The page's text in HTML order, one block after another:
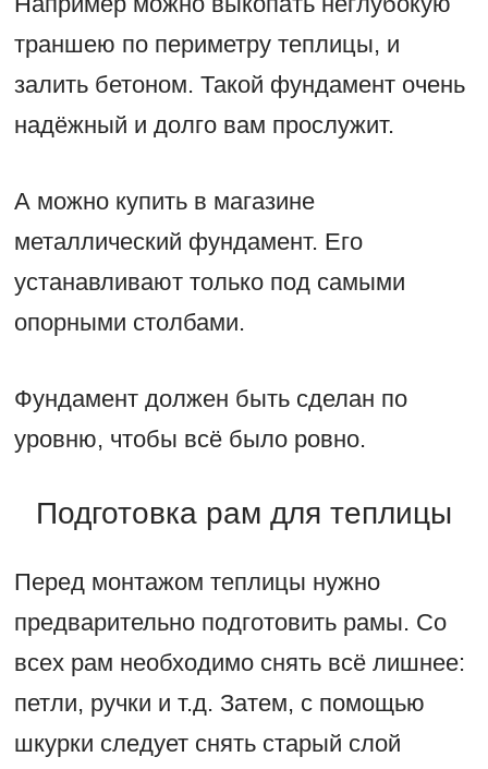
траншею по периметру теплицы, и
залить бетоном. Такой фундамент очень
надёжный и долго вам прослужит.
А можно купить в магазине
металлический фундамент. Его
устанавливают только под самыми
опорными столбами.
Фундамент должен быть сделан по
уровню, чтобы всё было ровно.
Подготовка рам для теплицы
Перед монтажом теплицы нужно
предварительно подготовить рамы. Со
всех рам необходимо снять всё лишнее:
петли, ручки и т.д. Затем, с помощью
шкурки следует снять старый слой